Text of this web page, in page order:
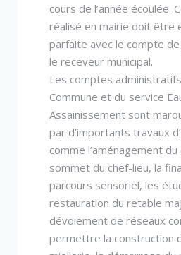
cours de l’année écoulée.
réalisé en mairie doit être
parfaite avec le compte
le receveur municipal.
Les comptes
Commune et du service
Assainissement sont
par d’importants travaux
comme l’aménagement
sommet du chef-lieu, la
parcours sensoriel, les
restauration du retable
dévoiement de réseaux
permettre la construction